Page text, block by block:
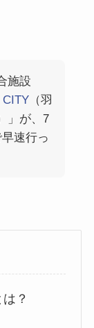
施設
CITY（羽
」が、7
速行っ
？